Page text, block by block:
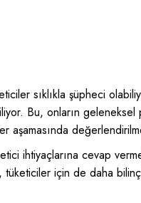
sıklıkla şüpheci
Bu, onların
aşamasında
ihtiyaçlarına cevap
için de daha